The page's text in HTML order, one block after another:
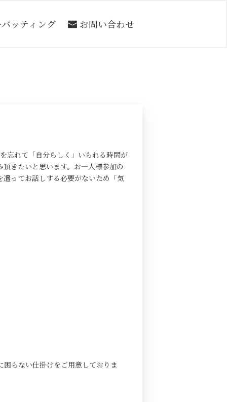
ッティング お問い合わせ
忘れて「自分らしく」いられる時間が
きたいと思います。お一人様参加の
ってお話しする必要がないため「気
らない仕掛けをご用意しておりま